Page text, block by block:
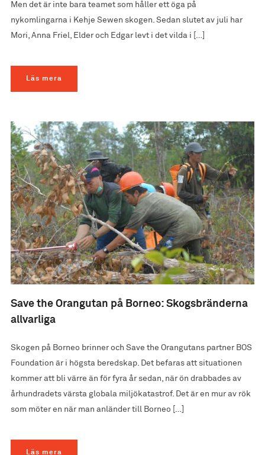
Men det är inte bara teamet som håller ett öga på
nykomlingarna i Kehje Sewen skogen. Sedan slutet av juli har
Mori, Anna Friel, Elder och Edgar levt i det vilda i […]
Läs mera
Save the Orangutan på Borneo: Skogsbränderna
allvarliga
Skogen på Borneo brinner och Save the Orangutans partner BOS
Foundation är i högsta beredskap. Det befaras att situationen
kommer att bli värre än för fyra år sedan, när ön drabbades av
århundradets värsta globala miljökatastrof. Det är en mur av rök
som möter en när man anländer till Borneo […]
Läs mera